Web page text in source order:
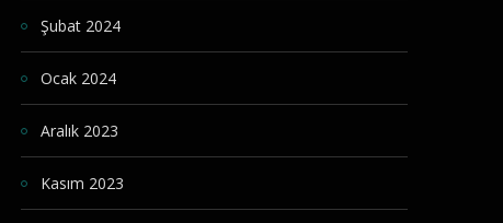
Şubat 2024
Ocak 2024
Aralık 2023
Kasım 2023